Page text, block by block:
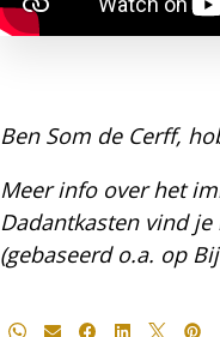
Ben Som de Cerff,
Meer info over het
Dadantkasten vind
(gebaseerd o.a. op
Deel